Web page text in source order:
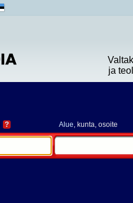
ja
? Alue, kunta, osoite